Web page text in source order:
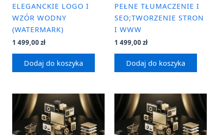
ELEGANCKIE LOGO I
WZÓR WODNY
(WATERMARK)
1 499,00 zł
Dodaj do koszyka
PEŁNE TŁUMACZENIE I
SEO;TWORZENIE STRON
I WWW
1 499,00 zł
Dodaj do koszyka